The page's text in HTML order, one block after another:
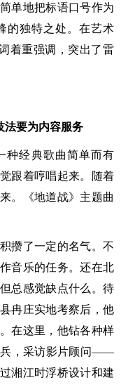
单地把标语口号作为
的独特之处。在艺术
着重强调，突出了雷
要为内容服务
经典歌曲简单而有
跟着哼唱起来。随着
。《地道战》主题曲
了一定的名气。不
音乐的任务。还在北
总感觉缺点什么。待
冉庄实地考察后，他
在这里，他钻各种样
兵，采访影片顾问——
湘江时浮桥设计和建